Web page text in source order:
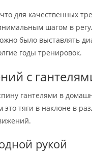
для качественных
шагом в
было выставлять
годы тренировок.
с
гантелями в
тяги в наклоне в
рукой